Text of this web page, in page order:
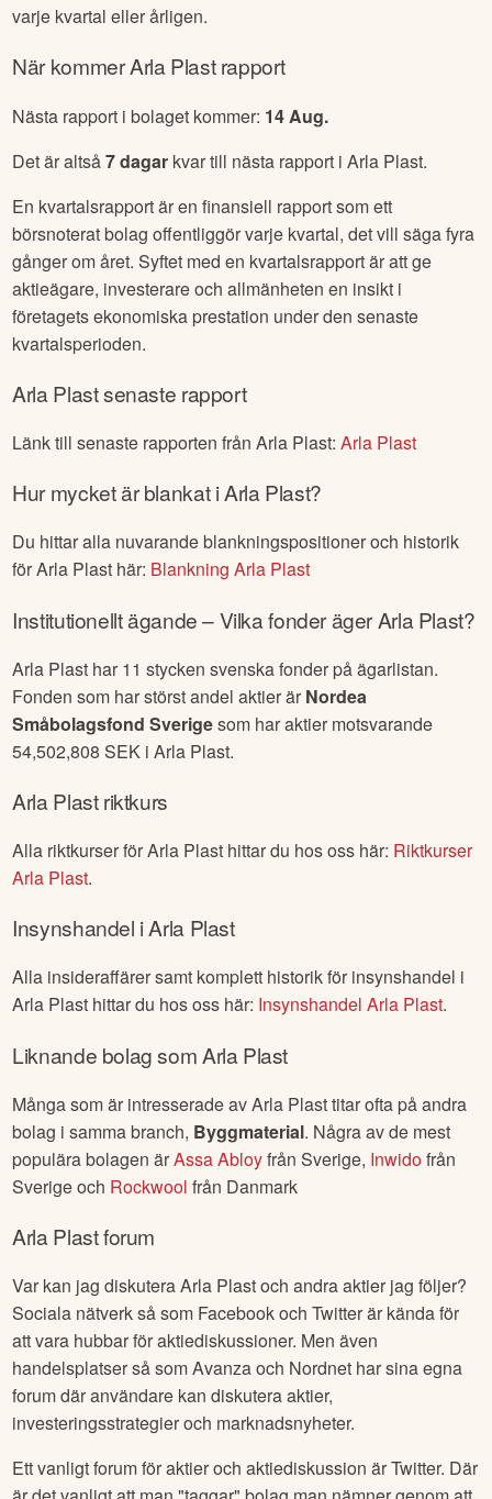
varje kvartal eller årligen.
När kommerArla Plastrapport
Nästa rapport i bolaget kommer: 14 Aug.
Det är altså7dagar kvar till nästa rapport iArla Plast.
En kvartalsrapport är en finansiell rapport som ett
börsnoterat bolag offentliggör varje kvartal, det vill säga fyra
gånger om året. Syftet med en kvartalsrapport är att ge
aktieägare, investerare och allmänheten en insikt i
företagets ekonomiska prestation under den senaste
kvartalsperioden.
Arla Plastsenaste rapport
Länk till senaste rapporten frånArla Plast:Arla Plast
Hur mycket är blankat iArla Plast?
Du hittar alla nuvarande blankningspositioner och historik
förArla Plast här: BlankningArla Plast
Institutionellt ägande – Vilka fonder ägerArla Plast?
Arla Plast har 11 stycken svenska fonder på ägarlistan.
Fonden som har störst andel aktier är Nordea
Småbolagsfond Sverigesom har aktier motsvarande
54,502,808 SEK iArla Plast.
Arla Plastriktkurs
Alla riktkurser förArla Plast hittar du hos oss här: Riktkurser
Arla Plast.
Insynshandel iArla Plast
Alla insideraffärer samt komplett historik för insynshandel i
Arla Plast hittar du hos oss här: InsynshandelArla Plast.
Liknande bolag somArla Plast
Många som är intresserade avArla Plasttitar ofta på andra
bolag i samma branch, Byggmaterial. Några av de mest
populära bolagen ärAssa AbloyfrånSverige, Inwidofrån
Sverigeoch Rockwool från Danmark
Arla Plastforum
Var kan jag diskuteraArla Plastoch andra aktier jag följer?
Sociala nätverk så som Facebook och Twitter är kända för
att vara hubbar för aktiediskussioner. Men även
handelsplatser så som Avanza och Nordnet har sina egna
forum där användare kan diskutera aktier,
investeringsstrategier och marknadsnyheter.
Ett vanligt forum för aktier och aktiediskussion är Twitter. Där